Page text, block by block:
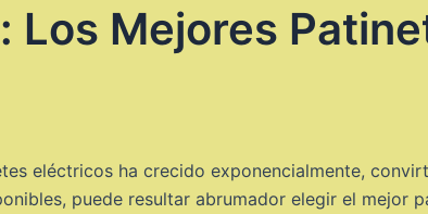
Los Mejores
eléctricos ha crecido exponencialmente,
puede resultar abrumador elegir el mejor